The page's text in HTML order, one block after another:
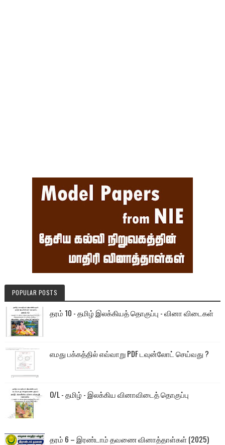
POPULAR POSTS
தரம் 10 - தமிழ் இலக்கியத் தொகுப்பு - வினா விடைகள்
எமது பக்கத்தில் எவ்வாறு PDF டவுன்லோட் செய்வது ?
O/L - தமிழ் - இலக்கிய வினாவிடைத் தொகுப்பு
தரம் 6 – இரண்டாம் தவணை வினாத்தாள்கள் (2025)